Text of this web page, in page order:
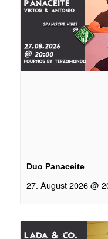
Duo Panaceite
27. August 2026 @